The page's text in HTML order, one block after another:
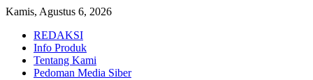
Kamis, Agustus 6, 2026
REDAKSI
Info Produk
Tentang Kami
Pedoman Media Siber